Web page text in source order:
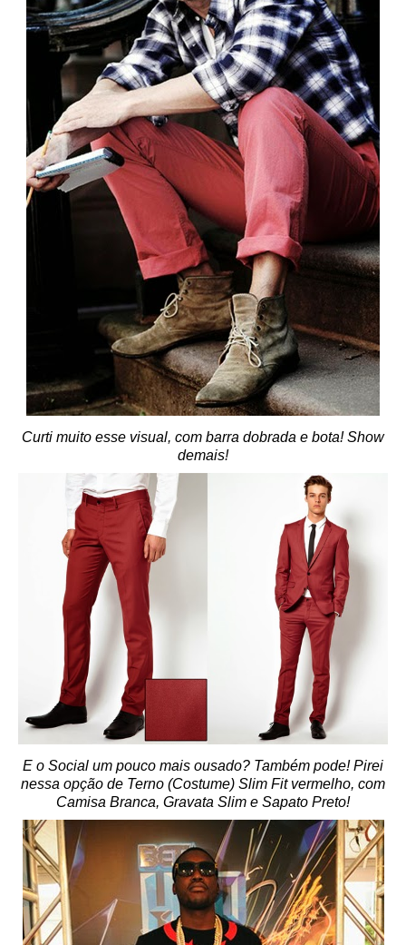
Curti muito esse visual, com barra dobrada e bota! Show
demais!
E o Social um pouco mais ousado? Também pode! Pirei
nessa opção de Terno (Costume) Slim Fit vermelho, com
Camisa Branca, Gravata Slim e Sapato Preto!